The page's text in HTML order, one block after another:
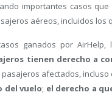
importantes casos
aéreos, incluidos los
ganados por
tienen derecho a
afectados, incluso
del vuelo; el derecho a